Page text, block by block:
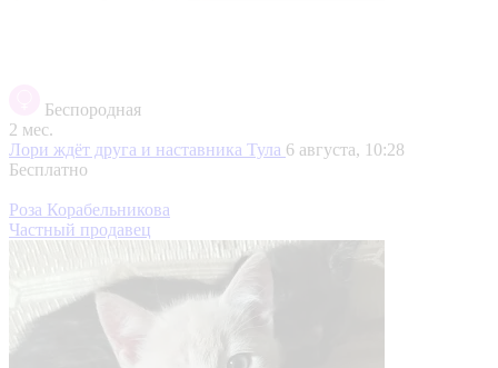
Беспородная
2 мес.
Лори ждёт друга и наставника Тула 6 августа, 10:28
Бесплатно
Роза Корабельникова
Частный продавец